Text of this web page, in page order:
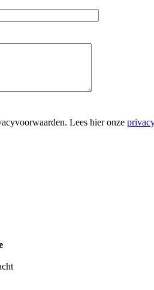
Lees hier onze